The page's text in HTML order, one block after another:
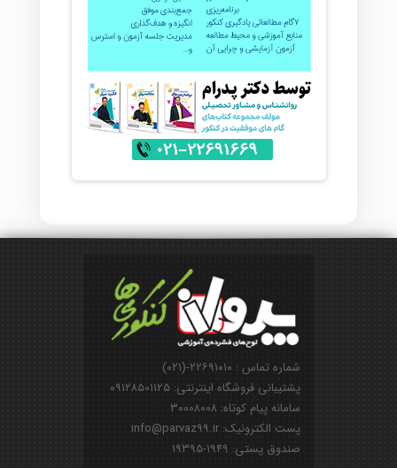
شماره تماس : ۲۲۶۹۱۰۱۰-(۰۲۱)
پشتیبانی فروشگاه اینترنتی: ۰۹۱۲۸۵۰۱۱۲۵
سامانه پیام کوتاه: ۳۰۰۰۸۰۰۸
پست الکترونیک: info@parvaz99.ir
صندوق پستی: ۱۹۴۹-۱۹۳۹۵